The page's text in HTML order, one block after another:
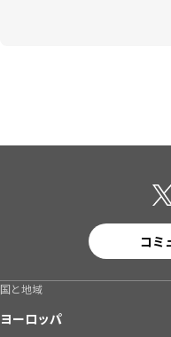
コミ
国と地域
ヨーロッパ